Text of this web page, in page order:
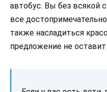
автобус. Вы без всякой
все
также насладиться
предложение не